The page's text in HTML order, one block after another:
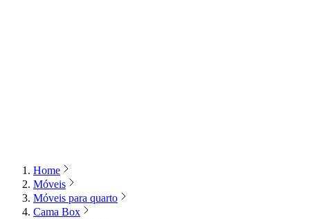
Home
Móveis
Móveis para quarto
Cama Box